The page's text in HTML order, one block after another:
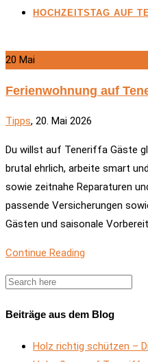
HOCHZEITSTAG AUF
20 Mai
Ferienwohnung auf
Tipps, 20. Mai 2026
Du willst auf Teneriffa Gäste
brutal ehrlich, arbeite smart
sowie zeitnahe Reparaturen
passende Versicherungen
Gästen und saisonale
Continue Reading
Beiträge aus dem Blog
Holz richtig schützen –